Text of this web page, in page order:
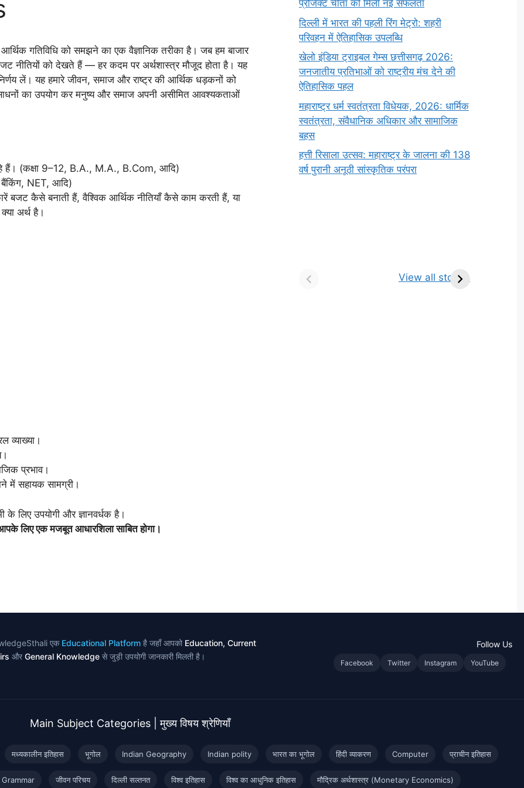
गतिविधि को समझने का एक वैज्ञानिक तरीका है। जब हम बाजार
नीतियों को देखते हैं — हर कदम पर अर्थशास्त्र मौजूद होता है। यह
लें। यह हमारे जीवन, समाज और राष्ट्र की आर्थिक धड़कनों को
का उपयोग कर मनुष्य और समाज अपनी असीमित आवश्यकताओं
हैं। (कक्षा 9–12, B.A., M.A., B.Com, आदि)
NET, आदि)
बजट कैसे बनाती हैं, वैश्विक आर्थिक नीतियाँ कैसे काम करती हैं, या
अर्थ है।
व्याख्या।
प्रभाव।
में सहायक सामग्री।
के लिए उपयोगी और ज्ञानवर्धक है।
लिए एक मजबूत आधारशिला साबित होगा।
प्रोजेक्ट चीता को मिली नई सफलता
दिल्ली में भारत की पहली रिंग मेट्रो: शहरी
परिवहन में ऐतिहासिक उपलब्धि
खेलो इंडिया ट्राइबल गेम्स छत्तीसगढ़ 2026:
जनजातीय प्रतिभाओं को राष्ट्रीय मंच देने की
ऐतिहासिक पहल
महाराष्ट्र धर्म स्वतंत्रता विधेयक, 2026: धार्मिक
स्वतंत्रता, संवैधानिक अधिकार और सामाजिक
बहस
हत्ती रिसाला उत्सव: महाराष्ट्र के जालना की 138
वर्ष पुरानी अनूठी सांस्कृतिक परंपरा
View all stories
किसे कहते है? परिभाषा,
ज्योतिर्लिंग | नाम, स्थान एवं
एक Educational Platform है जहाँ आपको Education, Current
और General Knowledge से जुड़ी उपयोगी जानकारी मिलती है।
Follow Us
Facebook Twitter Instagram YouTube
Main Subject Categories | मुख्य विषय श्रेणियाँ
मध्यकालीन इतिहास भूगोल Indian Geography Indian polity भारत का भूगोल हिंदी व्याकरण Computer प्राचीन इतिहास
जीवन परिचय दिल्ली सल्तनत विश्व इतिहास विश्व का आधुनिक इतिहास मौद्रिक अर्थशास्त्र (Monetary Economics)